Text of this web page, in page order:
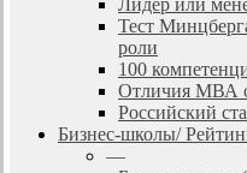
Тест
роли
100
Отличия МВА
Российский
Бизнес-школы/
—